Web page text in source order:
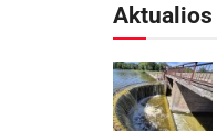
Aktualios